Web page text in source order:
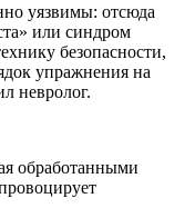
уязвимы: отсюда
или синдром
безопасности,
упражнения на
невролог.
обработанными